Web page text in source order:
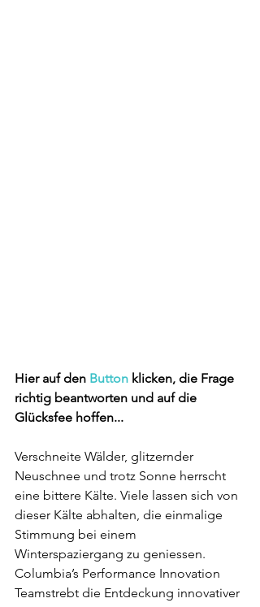
Hier auf den Button klicken, die Frage
richtig beantworten und auf die
Glücksfee hoffen...
Verschneite Wälder, glitzernder
Neuschnee und trotz Sonne herrscht
eine bittere Kälte. Viele lassen sich von
dieser Kälte abhalten, die einmalige
Stimmung bei einem
Winterspaziergang zu geniessen.
Columbia’s Performance Innovation
Teamstrebt die Entdeckung innovativer